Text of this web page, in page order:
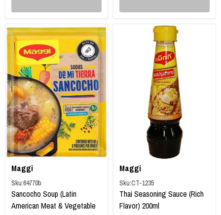
Maggi
Sku:64770b
Sancocho Soup (Latin
American Meat & Vegetable
Maggi
Sku:CT-1235
Thai Seasoning Sauce (Rich
Flavor) 200ml